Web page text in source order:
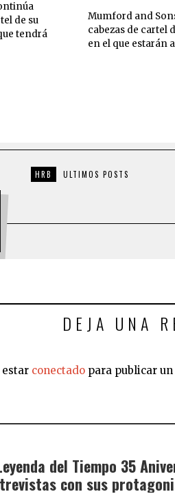
de su
tendrá
Mumford and
cabezas de cartel
en el que estarán
HRB ULTIMOS POSTS
DEJA UNA
estar conectado para publicar
del Tiempo 35
con sus